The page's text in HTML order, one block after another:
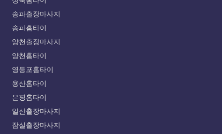
송파출장마사지
송파홈타이
양천출장마사지
양천홈타이
영등포홈타이
용산홈타이
은평홈타이
일산출장마사지
잠실출장마사지